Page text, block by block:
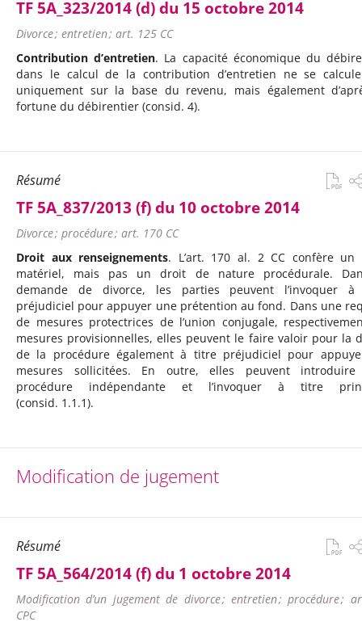
TF 5A_323/2014 (d) du 15 octobre 2014
Divorce ; entretien ; art. 125 CC
Contribution d’entretien. La capacité économique du
dans le calcul de la contribution d’entretien ne se
uniquement sur la base du revenu, mais également
fortune du débirentier (consid. 4).
Résumé
TF 5A_837/2013 (f) du 10 octobre 2014
Divorce ; procédure ; art. 170 CC
Droit aux renseignements. L’art. 170 al. 2 CC confère un
matériel, mais pas un droit de nature procédurale.
demande de divorce, les parties peuvent l’invoquer
préjudiciel pour appuyer une prétention au fond. Dans une
de mesures protectrices de l’union conjugale,
mesures provisionnelles, elles peuvent le faire valoir pour la
de la procédure également à titre préjudiciel pour
mesures sollicitées. En outre, elles peuvent
procédure indépendante et l’invoquer à titre
(consid. 1.1.1).
Modification de jugement
Résumé
TF 5A_564/2014 (f) du 1 octobre 2014
Modification d’un jugement de divorce ; entretien ; procédure ;
CPC